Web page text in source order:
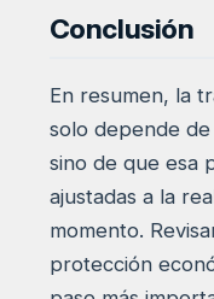
Conclusión
En resumen, la
solo depende
sino de que esa
ajustadas a la
momento.
protección